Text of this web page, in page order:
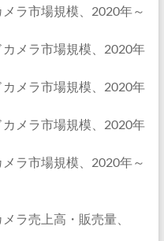
ラ市場規模、2020年～
メラ市場規模、2020年
メラ市場規模、2020年
メラ市場規模、2020年
ラ市場規模、2020年～
売上高・販売量、